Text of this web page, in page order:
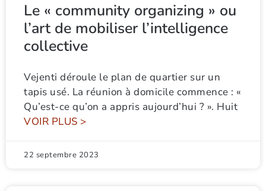
Le « community organizing » ou
l’art de mobiliser l’intelligence
collective
Vejenti déroule le plan de quartier sur un
tapis usé. La réunion à domicile commence : «
Qu’est-ce qu’on a appris aujourd’hui ? ». Huit
VOIR PLUS >
22 septembre 2023